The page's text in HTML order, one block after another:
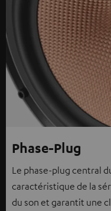
Phase-Plug
Le phase-plug central
caractéristique de la
du son et garantit une